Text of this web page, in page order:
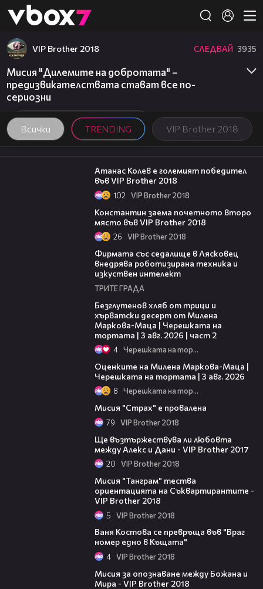
👾
Всички TRENDING VIP Brother 2018
VIP Brother 2018 СЛЕДВАЙ 3935
Мисия "Дилемите на добротата" –
предизвикателствата стават все по-
сериозни
06:03
Атанас Колев е големият победител
във VIP Brother 2018
102 VIP Brother 2018
Константин заема почетното второ
място във VIP Brother 2018
26 VIP Brother 2018
Фирмата със седалище в Лясковец
внедрява роботизирана техника и
изкуствен интелект
ТРИТЕ ГРАДА
Безглутенов хляб от трици и
хърватски десерт от Милена
Маркова-Маца | Черешката на
тортата | 3 авг. 2026 | част 2
4 Черешката на тортата
Оценките на Милена Маркова-Маца |
Черешката на тортата | 3 авг. 2026
8 Черешката на тортата
Мисия "Страх" е провалена
79 VIP Brother 2018
Ще възтържествува ли любовта
между Алекс и Дани - VIP Brother 2017
20 VIP Brother 2018
Мисия "Танграм" тества
ориентацията на Съквартирантите -
VIP Brother 2018
5 VIP Brother 2018
Ваня Костова се превръща във "Враг
номер едно в Къщата"
4 VIP Brother 2018
Мисия за опознаване между Божана и
Мира - VIP Brother 2018